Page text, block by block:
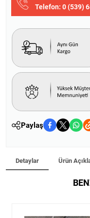
Telefon: 0 (539)
Paylaş
Detaylar Ürün